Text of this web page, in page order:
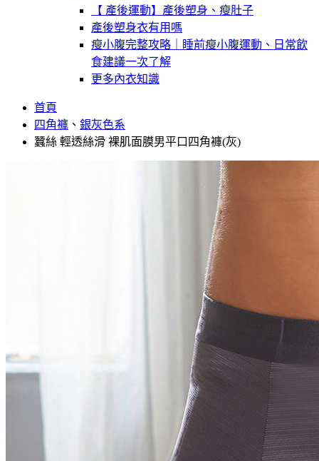
【 產後運動】產後塑身、瘦肚子
產後塑身衣有用嗎
瘦小腹完整攻略｜睡前瘦小腹運動、日常飲
食建議一次了解
更多內衣知識
首頁
四角褲 、 銀灰色系
蠶絲 輕透絲滑 裸肌面膜男平口四角褲(灰)